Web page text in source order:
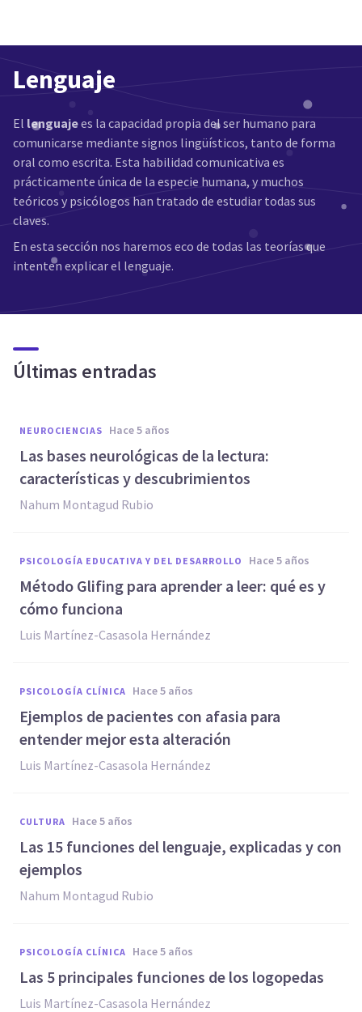
Lenguaje
El lenguajees la capacidad propia del ser humano para
comunicarse mediante signos lingüísticos, tanto de forma
oral como escrita. Esta habilidad comunicativa es
prácticamente única de la especie humana, y muchos
teóricos y psicólogos han tratado de estudiar todas sus
claves.
En esta sección nos haremos eco de todas las teorías que
intenten explicar el lenguaje.
Últimas entradas
NEUROCIENCIAS hace 5 años
Las bases neurológicas de la lectura:
características y descubrimientos
Nahum Montagud Rubio
PSICOLOGÍA EDUCATIVA Y DEL DESARROLLO hace 5 años
Método Glifing para aprender a leer: qué es y
cómo funciona
Luis Martínez-Casasola Hernández
PSICOLOGÍA CLÍNICA hace 5 años
Ejemplos de pacientes con afasia para
entender mejor esta alteración
Luis Martínez-Casasola Hernández
CULTURA hace 5 años
Las 15 funciones del lenguaje, explicadas y con
ejemplos
Nahum Montagud Rubio
PSICOLOGÍA CLÍNICA hace 5 años
Las 5 principales funciones de los logopedas
Luis Martínez-Casasola Hernández